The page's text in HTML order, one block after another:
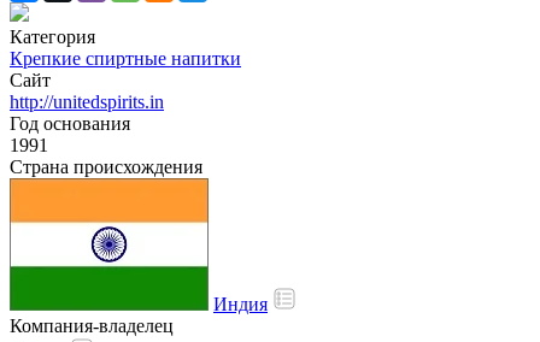
Категория
Крепкие спиртные напитки
Сайт
http://unitedspirits.in
Год основания
1991
Страна происхождения
Индия
Компания-владелец